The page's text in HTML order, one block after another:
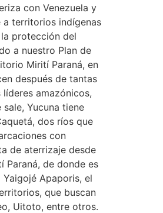
con Venezuela y
a territorios indígenas
protección del
a nuestro Plan de
Mirití Paraná, en
después de tantas
amazónicos,
Yucuna tiene
dos ríos que
con
de aterrizaje desde
Paraná, de donde es
Apaporis, el
que buscan
Uitoto, entre otros.